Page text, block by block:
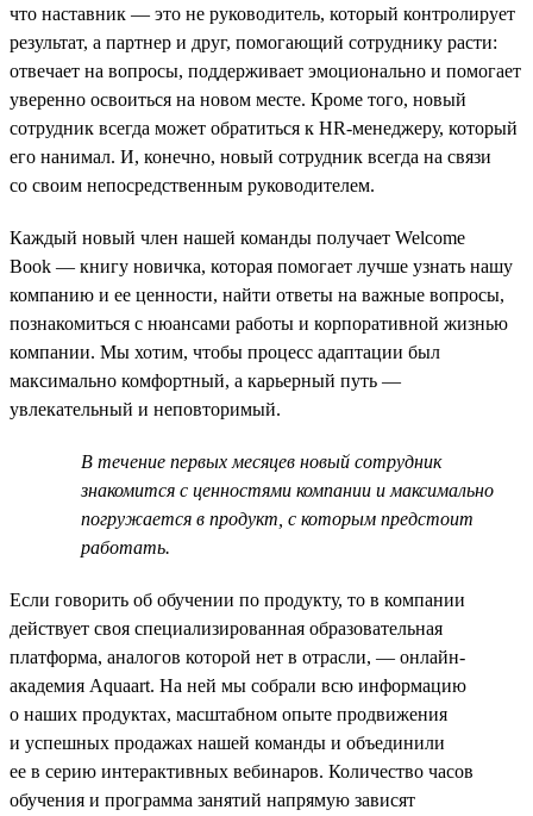
что наставник — это не руководитель, который контролирует
результат, а партнер и друг, помогающий сотруднику расти:
отвечает на вопросы, поддерживает эмоционально и помогает
уверенно освоиться на новом месте. Кроме того, новый
сотрудник всегда может обратиться к HR-менеджеру, который
его нанимал. И, конечно, новый сотрудник всегда на связи
со своим непосредственным руководителем.
Каждый новый член нашей команды получает Welcome
Book — книгу новичка, которая помогает лучше узнать нашу
компанию и ее ценности, найти ответы на важные вопросы,
познакомиться с нюансами работы и корпоративной жизнью
компании. Мы хотим, чтобы процесс адаптации был
максимально комфортный, а карьерный путь —
увлекательный и неповторимый.
В течение первых месяцев новый сотрудник
знакомится с ценностями компании и максимально
погружается в продукт, с которым предстоит
работать.
Если говорить об обучении по продукту, то в компании
действует своя специализированная образовательная
платформа, аналогов которой нет в отрасли, — онлайн-
академия Aquaart. На ней мы собрали всю информацию
о наших продуктах, масштабном опыте продвижения
и успешных продажах нашей команды и объединили
ее в серию интерактивных вебинаров. Количество часов
обучения и программа занятий напрямую зависят